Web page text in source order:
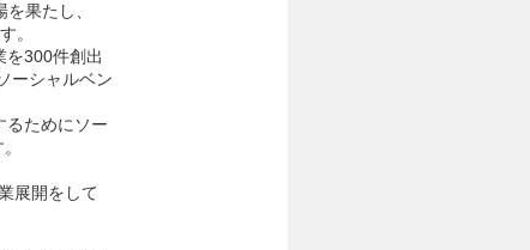
果たし、
。
を300件創出
ーシャルベン
るためにソー
展開をして